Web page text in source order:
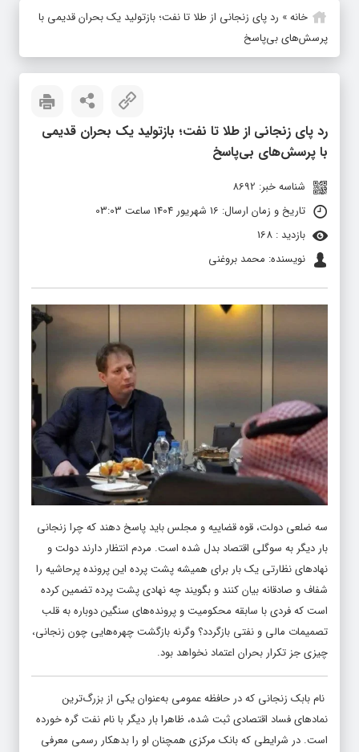
خانه» رد پای زنجانی از طلا تا نفت؛ بازتولید یک بحران قدیمی با
پرسش‌های بی‌پاسخ
رد پای زنجانی از طلا تا نفت؛ بازتولید یک بحران قدیمی
با پرسش‌های بی‌پاسخ
شناسه خبر: 8692
تاریخ و زمان ارسال: 16 شهریور 1404 ساعت 03:03
بازدید : 168
نویسنده: محمد بروغنی
سه ضلعی دولت، قوه قضاییه و مجلس باید پاسخ دهند که چرا زنجانی
بار دیگر به سوگلی اقتصاد بدل شده است. مردم انتظار دارند دولت و
نهادهای نظارتی یک بار برای همیشه پشت پرده این پرونده پرحاشیه را
شفاف و صادقانه بیان کنند و بگویند چه نهادی پشت پرده تضمین کرده
است که فردی با سابقه محکومیت و پرونده‌های سنگین دوباره به قلب
تصمیمات مالی و نفتی بازگردد؟ وگرنه بازگشت چهره‌هایی چون زنجانی،
چیزی جز تکرار بحران اعتماد نخواهد بود.
نام بابک زنجانی که در حافظه عمومی به‌عنوان یکی از بزرگ‌ترین
نمادهای فساد اقتصادی ثبت شده، ظاهرا بار دیگر با نام نفت گره خورده
است. در شرایطی که بانک مرکزی همچنان او را بدهکار رسمی معرفی